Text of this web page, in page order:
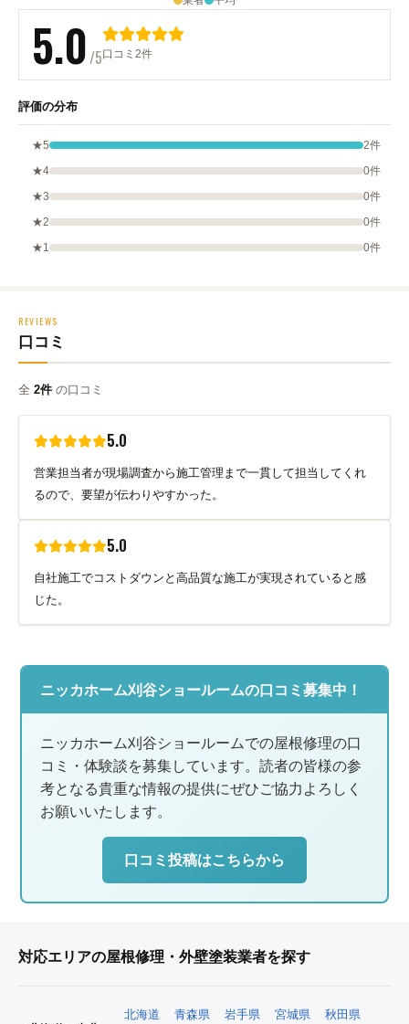
5.0/5口コミ2件
評価の分布
★5
2件
★4
0件
★3
0件
★2
0件
★1
0件
REVIEWS
口コミ
全 2件 の口コミ
5.0
営業担当者が現場調査から施工管理まで一貫して担当してくれ
るので、要望が伝わりやすかった。
5.0
自社施工でコストダウンと高品質な施工が実現されていると感
じた。
ニッカホーム刈谷ショールームの口コミ募集中！
ニッカホーム刈谷ショールームでの屋根修理の口
コミ・体験談を募集しています。読者の皆様の参
考となる貴重な情報の提供にぜひご協力よろしく
お願いいたします。
口コミ投稿はこちらから
対応エリアの屋根修理・外壁塗装業者を探す
北海道 青森県 岩手県 宮城県 秋田県